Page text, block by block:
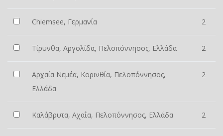
Chiemsee, Γερμανία 2
Τίρυνθα, Αργολίδα, Πελοπόννησος, Ελλάδα 2
Αρχαία Νεμέα, Κορινθία, Πελοπόννησος,
Ελλάδα
2
Καλάβρυτα, Αχαΐα, Πελοπόννησος, Ελλάδα 2